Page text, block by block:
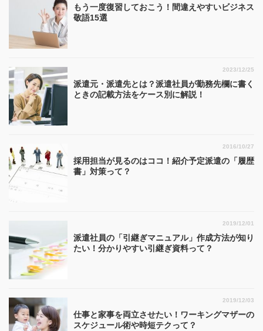
もう一度復習しておこう！間違えやすいビジネス
敬語15選
派遣元・派遣先とは？派遣社員が勤務先欄に書く
ときの記載方法をケース別に解説！
2023/12/25
採用担当が見るのはココ！紹介予定派遣の「履歴
書」対策って？
2016/10/27
派遣社員の「引継ぎマニュアル」作成方法が知り
たい！分かりやすい引継ぎ資料って？
2019/12/01
仕事と家事を両立させたい！ワーキングマザーの
スケジュール術や時短テクって？
2019/12/03